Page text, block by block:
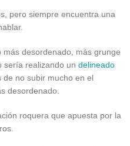
pero siempre encuentra una
desordenado, más grunge
sería realizando un delineado
de no subir mucho en el
desordenado.
roquera que apuesta por la